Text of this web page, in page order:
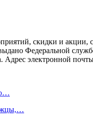
скидки и акции,
Федеральной
электронной
о…